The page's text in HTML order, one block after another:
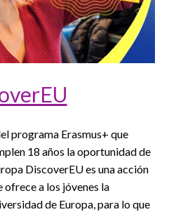
programa Erasmus+ que
18 años la oportunidad de
DiscoverEU es una acción
ofrece a los jóvenes la
de Europa, para lo que